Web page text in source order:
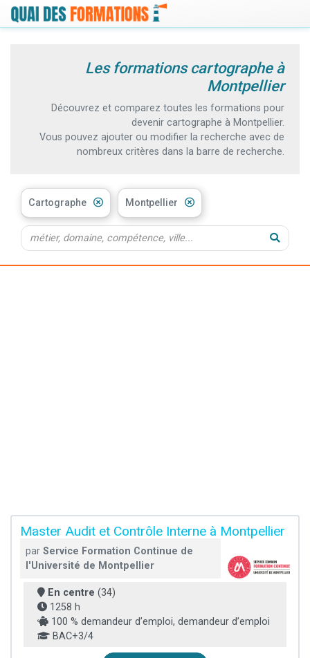
Les formations cartographe à
Montpellier
Découvrez et comparez toutes les formations pour
devenir cartographe à Montpellier.
Vous pouvez ajouter ou modifier la recherche avec de
nombreux critères dans la barre de recherche.
Cartographe Montpellier
Master Audit et Contrôle Interne à Montpellier
par Service Formation Continue de
l'Université de Montpellier
En centre (34)
1258 h
100 % demandeur d’emploi, demandeur d’emploi
BAC+3/4